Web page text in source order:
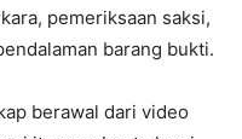
pemeriksaan saksi,
barang bukti.
berawal dari video